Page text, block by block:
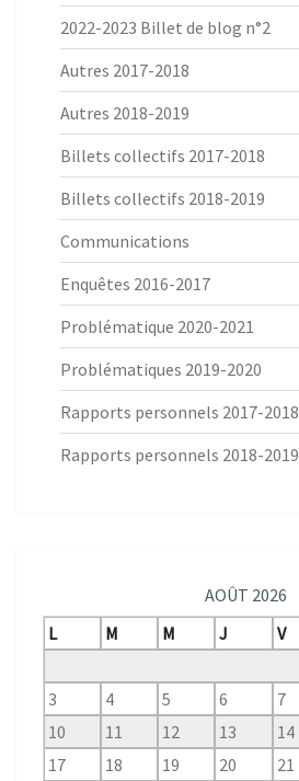
2022-2023 Billet de blog n°2
Autres 2017-2018
Autres 2018-2019
Billets collectifs 2017-2018
Billets collectifs 2018-2019
Communications
Enquêtes 2016-2017
Problématique 2020-2021
Problématiques 2019-2020
Rapports personnels 2017-2018
Rapports personnels 2018-2019
AOÛT 2026
L
M M J V
3
4 5 6 7
10
11 12 13 14
17
18 19 20 21